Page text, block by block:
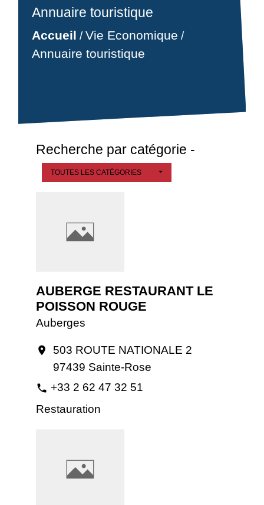
Annuaire touristique
Accueil /Vie Economique /
Annuaire touristique
Recherche par catégorie -
TOUTES LES CATÉGORIES
AUBERGE RESTAURANT LE
POISSON ROUGE
Auberges
location_on
503 ROUTE NATIONALE 2
97439 Sainte-Rose
phone +33 2 62 47 32 51
Restauration